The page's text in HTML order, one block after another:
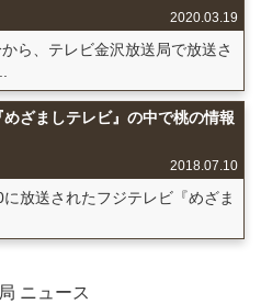
2020.03.19
ら、テレビ金沢放送局で放送さ
めざましテレビ』の中で桃の情報
2018.07.10
放送されたフジテレビ『めざま
ニュース